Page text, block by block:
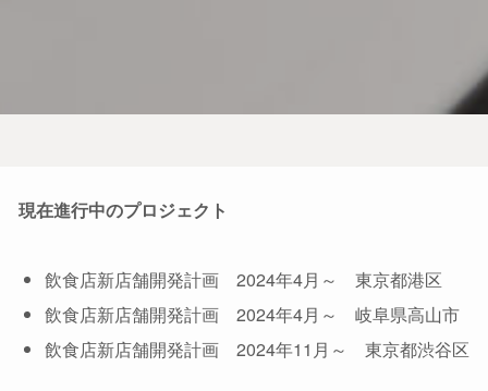
現在進行中のプロジェクト
飲食店新店舗開発計画 2024年4月～ 東京都港区
飲食店新店舗開発計画 2024年4月～ 岐阜県高山市
飲食店新店舗開発計画 2024年11月～ 東京都渋谷区